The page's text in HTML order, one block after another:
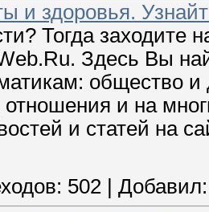
и здоровья.
Тогда
Здесь Вы
общество и
и на
и статей на
502
Добавил: